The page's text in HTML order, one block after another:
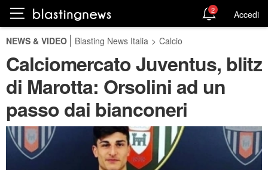
2 Accedi
NEWS & VIDEO Blasting News Italia > Calcio
Calciomercato Juventus, blitz
di Marotta: Orsolini ad un
passo dai bianconeri